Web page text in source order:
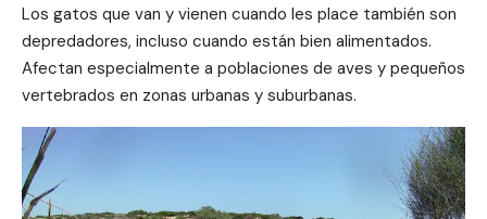
Los gatos que van y vienen cuando les place también son
depredadores, incluso cuando están bien alimentados.
Afectan especialmente a poblaciones de aves y pequeños
vertebrados en zonas urbanas y suburbanas.